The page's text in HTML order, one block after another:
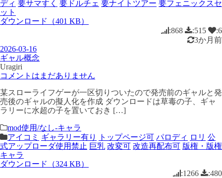
ディ 要サマすく 要ドルチェ 要ナイトツアー 要フェニックスセ
ット
ダウンロード（401 KB）
:868
:515
:6
3か月前
2026-03-16
ギャル概念
Uragiri
コメントはまだありません
某スローライフゲーが一区切りついたので発売前のギャルと発
売後のギャルの擬人化を作成 ダウンロードは草毒の子、ギャ
ラリーに水超の子を置いておき […]
mod使用/なし-キャラ
アイコミ ギャラリー有り トップページ可 パロディ ロリ 公
式アップローダ使用禁止 巨乳 改変可 改造再配布可 版権・版権
キャラ
ダウンロード（324 KB）
:1266
:480